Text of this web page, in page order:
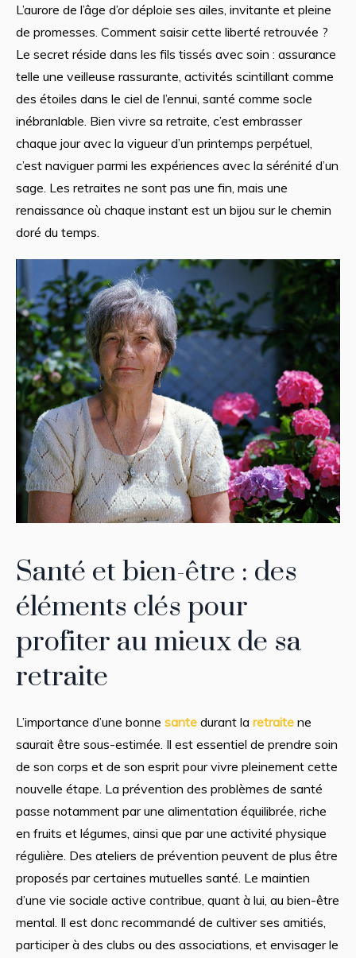
L’aurore de l’âge d’or déploie ses ailes, invitante et pleine
de promesses. Comment saisir cette liberté retrouvée ?
Le secret réside dans les fils tissés avec soin : assurance
telle une veilleuse rassurante, activités scintillant comme
des étoiles dans le ciel de l’ennui, santé comme socle
inébranlable. Bien vivre sa retraite, c’est embrasser
chaque jour avec la vigueur d’un printemps perpétuel,
c’est naviguer parmi les expériences avec la sérénité d’un
sage. Les retraites ne sont pas une fin, mais une
renaissance où chaque instant est un bijou sur le chemin
doré du temps.
Santé et bien-être : des
éléments clés pour
profiter au mieux de sa
retraite
L’importance d’une bonne sante durant la retraite ne
saurait être sous-estimée. Il est essentiel de prendre soin
de son corps et de son esprit pour vivre pleinement cette
nouvelle étape. La prévention des problèmes de santé
passe notamment par une alimentation équilibrée, riche
en fruits et légumes, ainsi que par une activité physique
régulière. Des ateliers de prévention peuvent de plus être
proposés par certaines mutuelles santé. Le maintien
d’une vie sociale active contribue, quant à lui, au bien-être
mental. Il est donc recommandé de cultiver ses amitiés,
participer à des clubs ou des associations, et envisager le